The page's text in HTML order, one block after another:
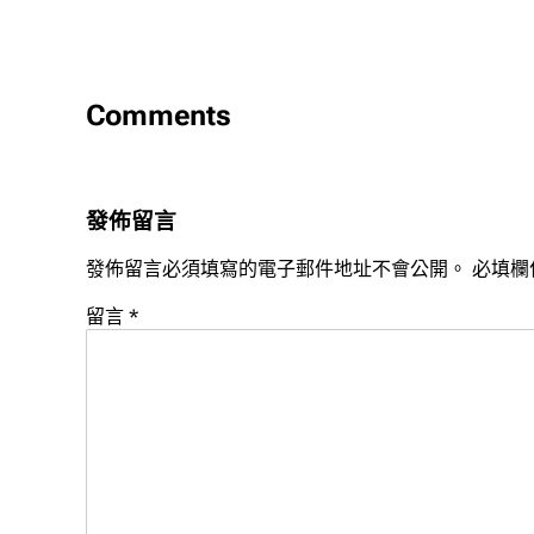
Comments
發佈留言
發佈留言必須填寫的電子郵件地址不會公開。 必填
留言*